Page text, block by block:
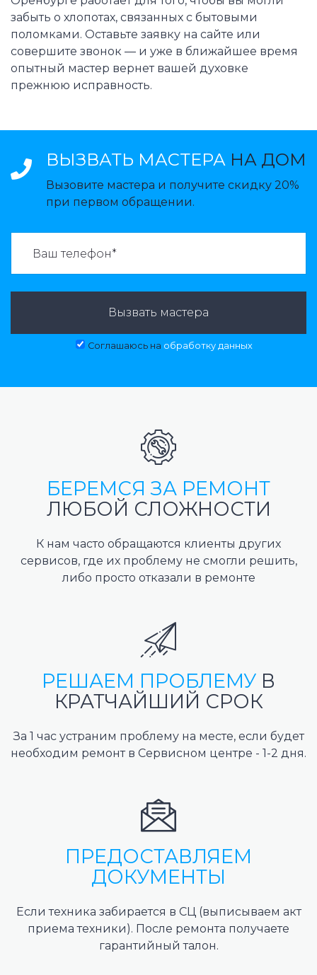
забыть о хлопотах, связанных с бытовыми
поломками. Оставьте заявку на сайте или
совершите звонок — и уже в ближайшее время
опытный мастер вернет вашей духовке
прежнюю исправность.
ВЫЗВАТЬ МАСТЕРА НА ДОМ
Вызовите мастера и получите скидку 20%
при первом обращении.
Вызвать мастера
Соглашаюсь на обработку данных
БЕРЕМСЯ ЗА РЕМОНТ
ЛЮБОЙ СЛОЖНОСТИ
К нам часто обращаются клиенты других
сервисов, где их проблему не смогли решить,
либо просто отказали в ремонте
РЕШАЕМ ПРОБЛЕМУ В
КРАТЧАЙШИЙ СРОК
За 1 час устраним проблему на месте, если будет
необходим ремонт в Сервисном центре - 1-2 дня.
ПРЕДОСТАВЛЯЕМ
ДОКУМЕНТЫ
Если техника забирается в СЦ (выписываем акт
приема техники). После ремонта получаете
гарантийный талон.